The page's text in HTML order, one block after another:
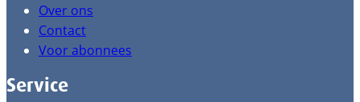
Over ons
Contact
Voor abonnees
Service